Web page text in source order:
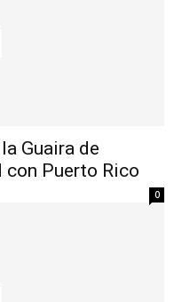
Guaira de
Puerto Rico
0